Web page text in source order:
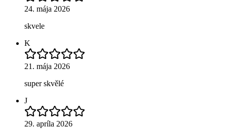
24. mája 2026
skvele
K
21. mája 2026
super skvělé
J
29. apríla 2026